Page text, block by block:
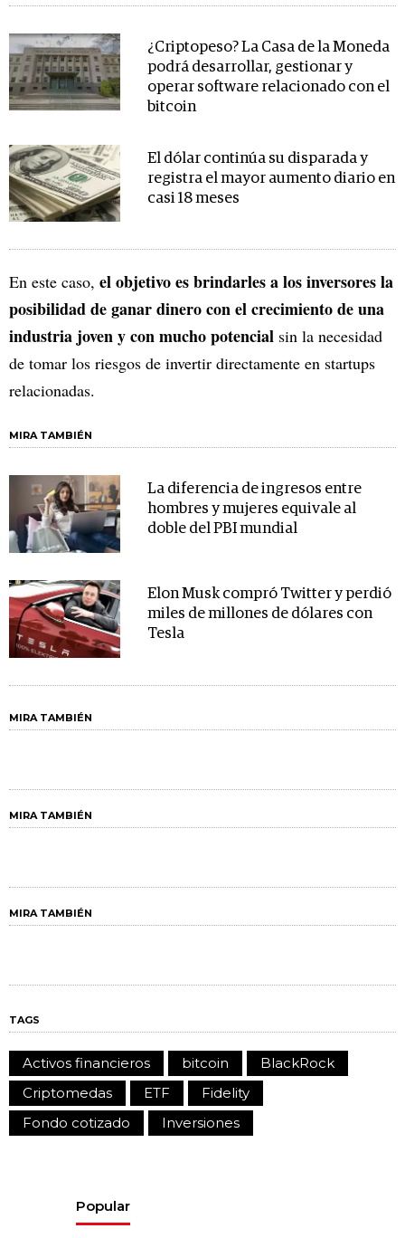
¿Criptopeso? La Casa de la Moneda
podrá desarrollar, gestionar y
operar software relacionado con el
bitcoin
El dólar continúa su disparada y
registra el mayor aumento diario en
casi 18 meses
En este caso, el objetivo es brindarles a los inversores la
posibilidad de ganar dinero con el crecimiento de una
industria joven y con mucho potencial sin la necesidad
de tomar los riesgos de invertir directamente en startups
relacionadas.
MIRA TAMBIÉN
La diferencia de ingresos entre
hombres y mujeres equivale al
doble del PBI mundial
Elon Musk compró Twitter y perdió
miles de millones de dólares con
Tesla
MIRA TAMBIÉN
MIRA TAMBIÉN
MIRA TAMBIÉN
TAGS
Activos financieros bitcoin
BlackRock
Criptomedas
ETF
Fidelity
Fondo cotizado
Inversiones
Popular